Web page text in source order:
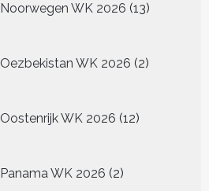
Noorwegen WK 2026 13
producten
Oezbekistan WK 2026 2
producten
Oostenrijk WK 2026 12
producten
Panama WK 2026 2
producten